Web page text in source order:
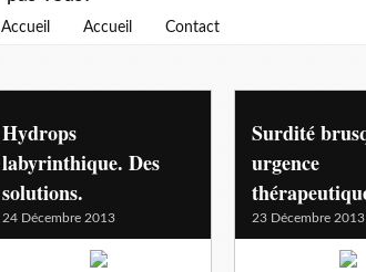
Accueil Accueil Contact
Hydrops
labyrinthique. Des
solutions.
24 Décembre 2013
Surdité
urgence
23 Décembre 2013